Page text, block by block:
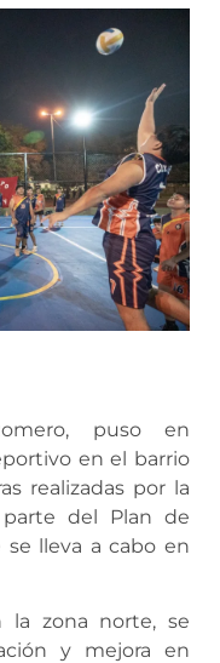
puso en
en el barrio
realizadas por la
parte del Plan de
se lleva a cabo en
la zona norte, se
y mejora en